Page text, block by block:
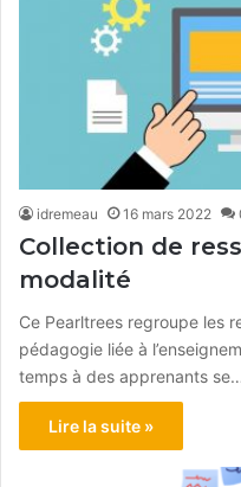
idremeau 16 mars 2022
Collection de
modalité
Ce Pearltrees regroupe les
pédagogie liée à
temps à des apprenants se…
Lire la suite »